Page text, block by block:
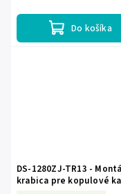
Do košíka
DS-1280ZJ-TR13 -
krabica pre kopulové